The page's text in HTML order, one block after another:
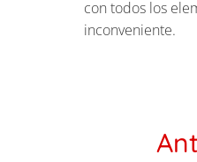
con todos los
inconveniente.